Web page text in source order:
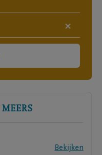
×
MEERS
Bekijken